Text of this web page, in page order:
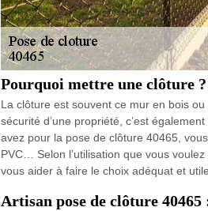
Pourquoi mettre une clôture ?
La clôture est souvent ce mur en bois
sécurité d’une propriété, c’est
avez pour la pose de clôture 40465,
PVC… Selon l’utilisation que vous
vous aider à faire le choix adéquat et
Artisan pose de clôture